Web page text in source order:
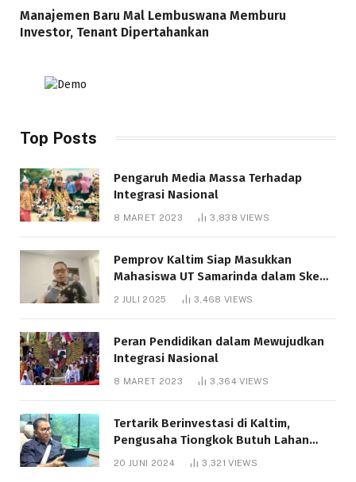
Manajemen Baru Mal Lembuswana Memburu
Investor, Tenant Dipertahankan
Top Posts
Pengaruh Media Massa Terhadap
Integrasi Nasional
8 MARET 2023 3,838VIEWS
Pemprov Kaltim Siap Masukkan
Mahasiswa UT Samarinda dalam Skema
Bantuan Pendidikan Gratispol
2 JULI 2025 3,468 VIEWS
Peran Pendidikan dalam Mewujudkan
Integrasi Nasional
8 MARET 2023 3,364VIEWS
Tertarik Berinvestasi di Kaltim,
Pengusaha Tiongkok Butuh Lahan
1.000 Hektare
20 JUNI 2024 3,321VIEWS